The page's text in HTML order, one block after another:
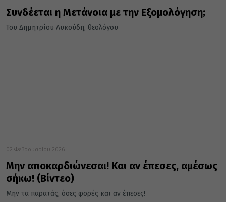
Συνδέεται η Μετάνοια με την Εξομολόγηση;
Του Δημητρίου Λυκούδη, θεολόγου
02 Φεβρουαρίου 2026
Μην αποκαρδιώνεσαι! Και αν έπεσες, αμέσως
σήκω! (Βίντεο)
Μην τα παρατάς, όσες φορές και αν έπεσες!